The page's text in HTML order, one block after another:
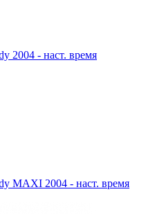
2004 - наст. время
МАХI 2004 - наст. время